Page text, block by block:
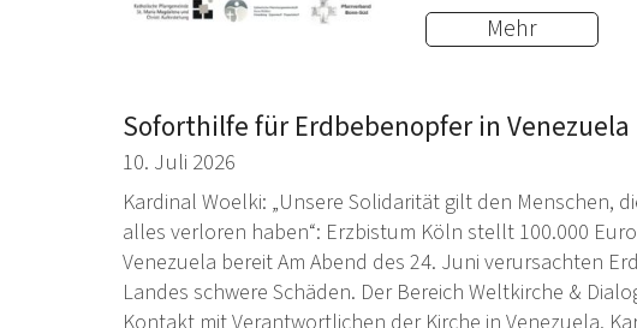
Mehr
Soforthilfe für Erdbebenopfer in Venezuela
10. Juli 2026
Kardinal Woelki: „Unsere Solidarität gilt den Menschen,
alles verloren haben“: Erzbistum Köln stellt 100.000
Venezuela bereit Am Abend des 24. Juni verursachten
Landes schwere Schäden. Der Bereich Weltkirche &